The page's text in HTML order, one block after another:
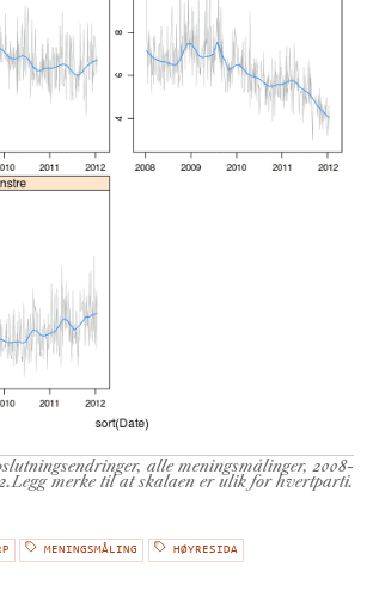
alle meningsmålinger, 2008-
merke til at skalaen er ulik for hvertparti.
MENINGSMÅLING HØYRESIDA